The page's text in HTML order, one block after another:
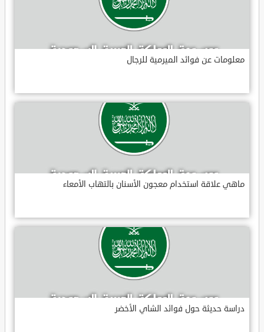
معلومات عن فوائد الميرمية للرجال
ماهي علاقة استخدام معجون الأسنان بالتهاب الأمعاء
دراسة حديثة حول فوائد الشاي الأخضر